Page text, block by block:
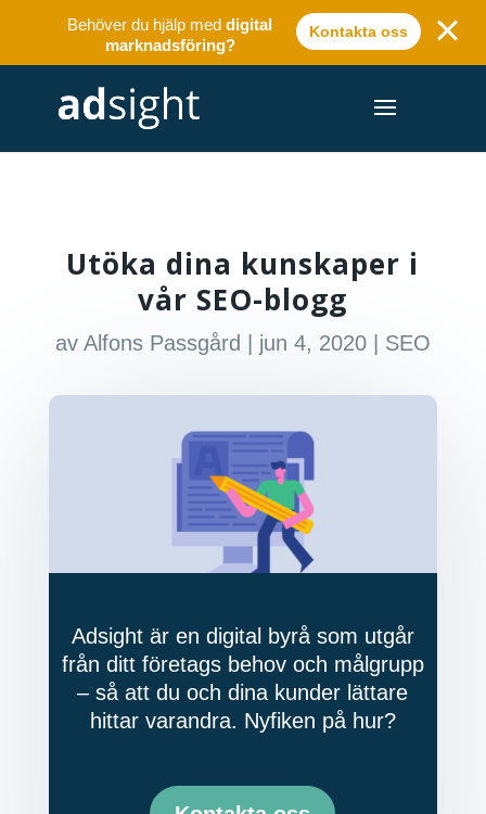
Behöver du hjälp meddigital
marknadsföring?
Kontakta oss
Utöka dina kunskaper i
vår SEO-blogg
av Alfons Passgård jun 4, 2020| SEO
Adsight är en digital byrå som utgår
från ditt företags behov och målgrupp
– så att du och dina kunder lättare
hittar varandra. Nyfiken på hur?